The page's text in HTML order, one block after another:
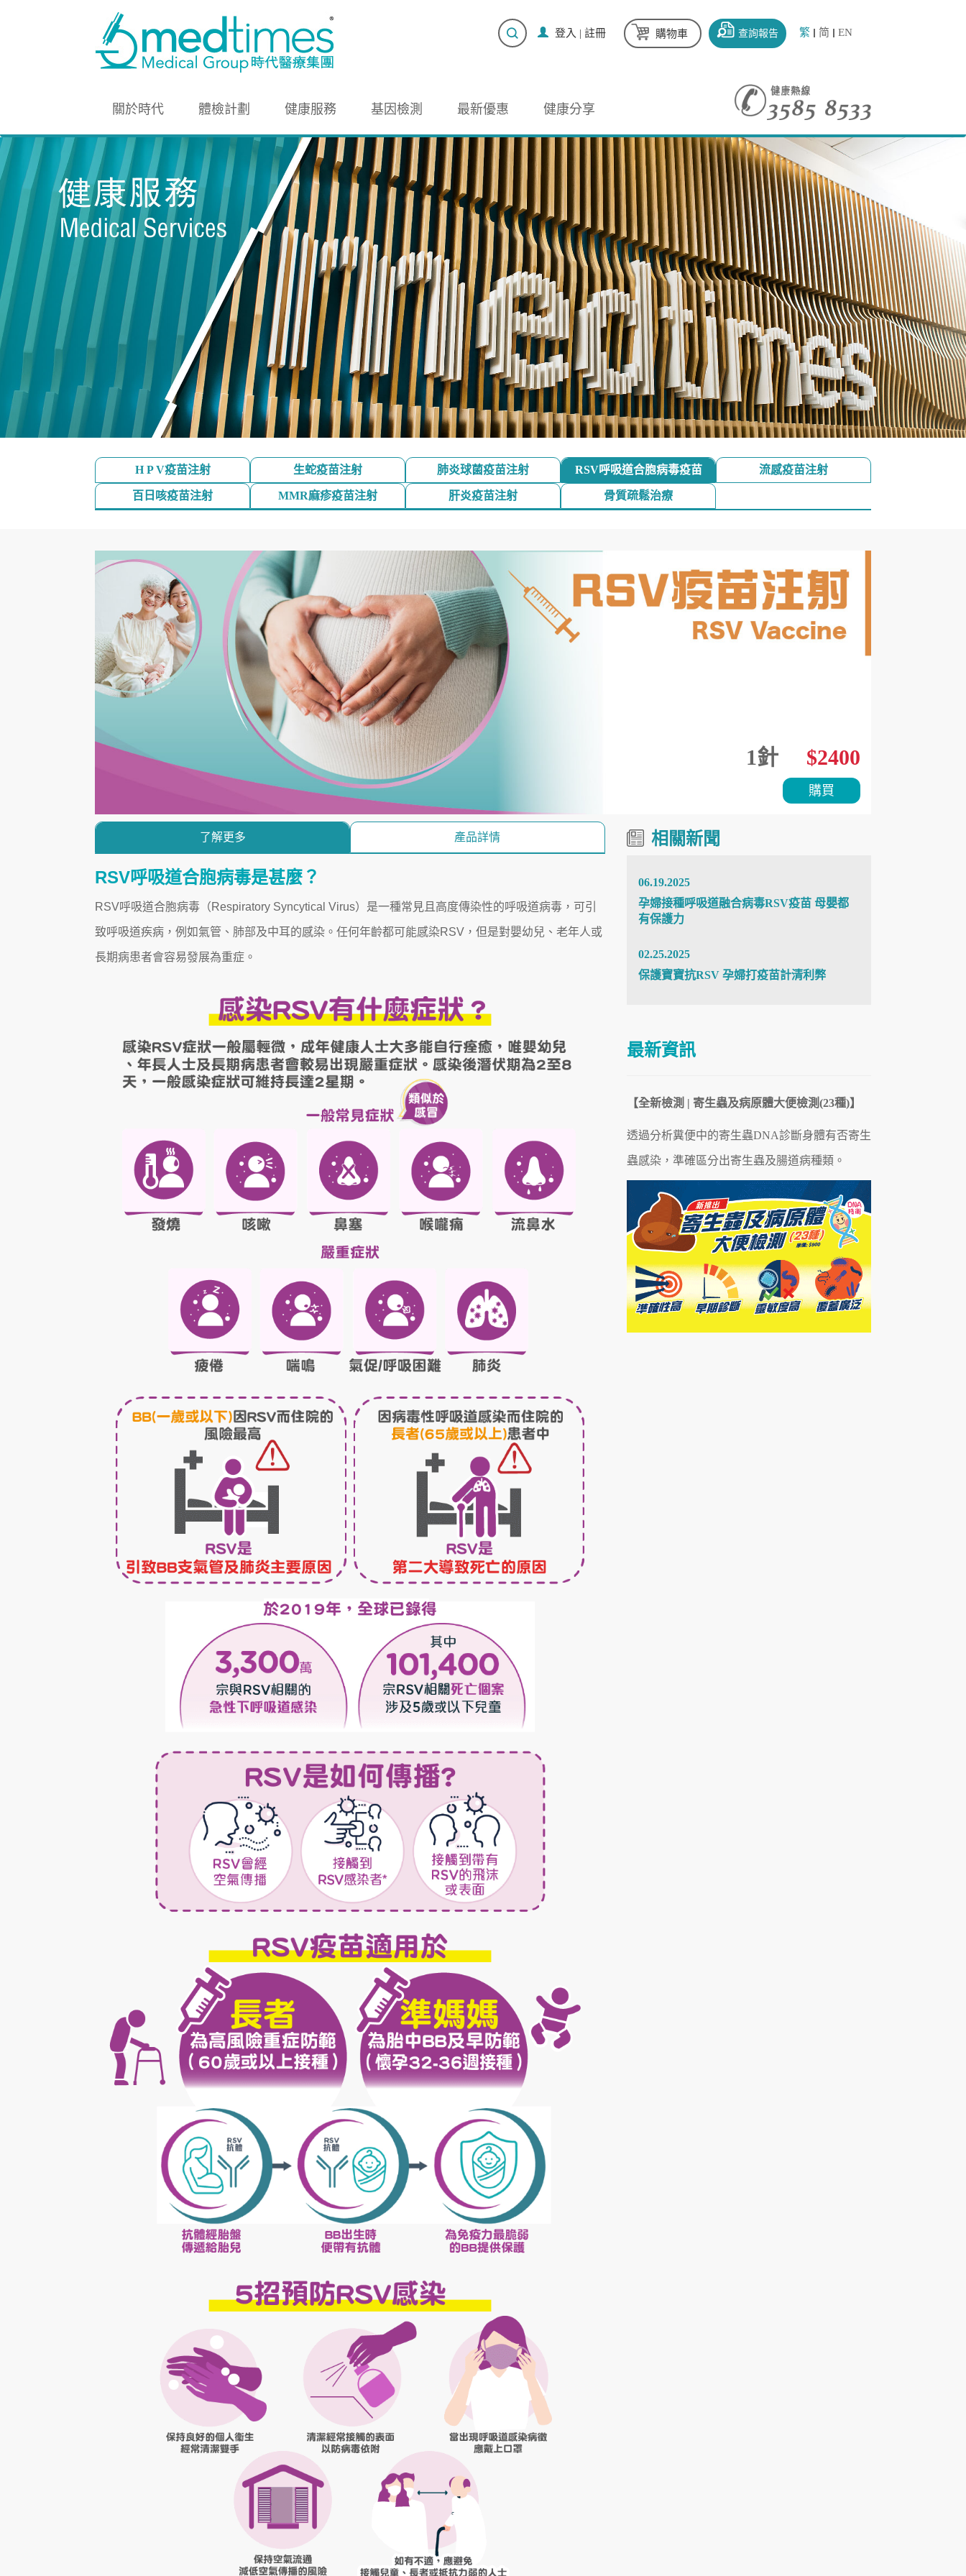
繁 简 EN
查詢報告
購物車
登入 | 註冊
關於時代 體檢計劃 健康服務 基因檢測 最新優惠 健康分享
H P V疫苗注射 生蛇疫苗注射 肺炎球菌疫苗注射 RSV呼吸道合胞病毒疫苗 流感疫苗注射
百日咳疫苗注射 MMR麻疹疫苗注射 肝炎疫苗注射 骨質疏鬆治療
1針 $2400
購買
了解更多 產品詳情
RSV呼吸道合胞病毒是甚麼？
RSV呼吸道合胞病毒（Respiratory Syncytical Virus）是一種常見且高度傳染性的呼吸道病毒，可引
致呼吸道疾病，例如氣管、肺部及中耳的感染。任何年齡都可能感染RSV，但是對嬰幼兒、老年人或
長期病患者會容易發展為重症。
相關新聞
06.19.2025
孕婦接種呼吸道融合病毒RSV疫苗 母嬰都
有保護力
02.25.2025
保護寶寶抗RSV 孕婦打疫苗計清利弊
最新資訊
【全新檢測 | 寄生蟲及病原體大便檢測(23種)】
透過分析糞便中的寄生蟲DNA診斷身體有否寄生
蟲感染，準確區分出寄生蟲及腸道病種類 。